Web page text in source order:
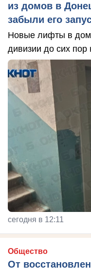
из домов в
забыли его
Новые лифты в
дивизии до сих пор
сегодня в 12:11
Общество
От